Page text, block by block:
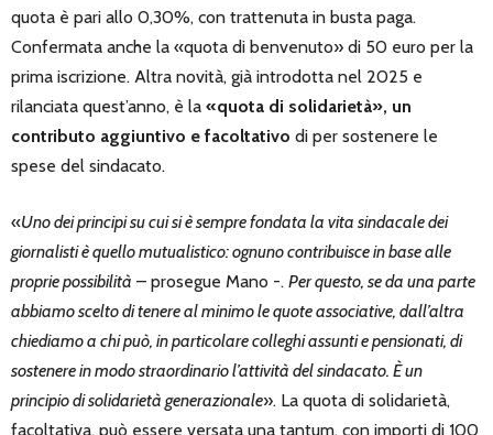
quota è pari allo 0,30%, con trattenuta in busta paga.
Confermata anche la «quota di benvenuto» di 50 euro per la
prima iscrizione. Altra novità, già introdotta nel 2025 e
rilanciata quest’anno, è la «quota di solidarietà», un
contributo aggiuntivo e facoltativo di per sostenere le
spese del sindacato.
«Uno dei principi su cui si è sempre fondata la vita sindacale dei
giornalisti è quello mutualistico: ognuno contribuisce in base alle
proprie possibilità – prosegue Mano -. Per questo, se da una parte
abbiamo scelto di tenere al minimo le quote associative, dall’altra
chiediamo a chi può, in particolare colleghi assunti e pensionati, di
sostenere in modo straordinario l’attività del sindacato. È un
principio di solidarietà generazionale». La quota di solidarietà,
facoltativa, può essere versata una tantum, con importi di 100